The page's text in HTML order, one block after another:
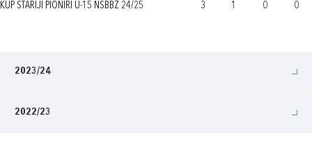
KUP STARIJI PIONIRI U-15 NSBBŽ 24/25 3 1 0 0
2023/24
2022/23